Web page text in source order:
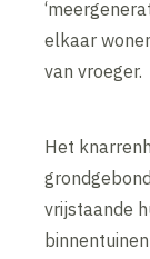
elkaar
van vroeger.
Het
vrijstaande